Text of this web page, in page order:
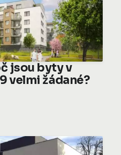
jsou byty v
velmi žádané?